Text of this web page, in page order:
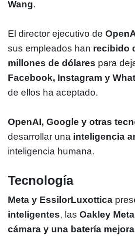
Wang.
El director ejecutivo de
sus empleados han recibido
millones de dólares para
Facebook, Instagram y
de ellos ha aceptado.
OpenAI, Google y otras
desarrollar una inteligencia
inteligencia humana.
Tecnología
Meta y EssilorLuxottica
inteligentes, lasOakley
cámara y una batería